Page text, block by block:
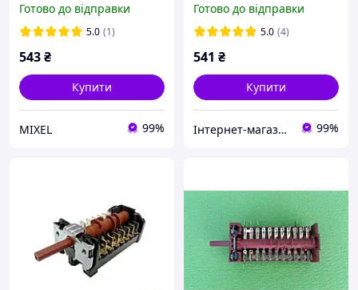
терморегулятор
Готово до відправки
5.0 (1)
543₴
Купити
MIXEL 99%
250V / Т150 для духовок
"Amica","HANSA" 7LA
Готово до відправки
5.0 (4)
541 ₴
Купити
Інтернет-магазин "Е-ТЕН" 99%